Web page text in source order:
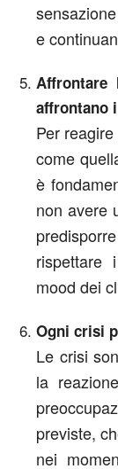
e
affrontano
Per
come
è
non avere
rispettare
mood dei
Ogni crisi
Le crisi
la
previste,
nei